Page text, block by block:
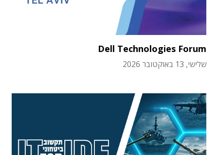
Dell Technologies Forum
שלישי, 13 באוקטובר 2026